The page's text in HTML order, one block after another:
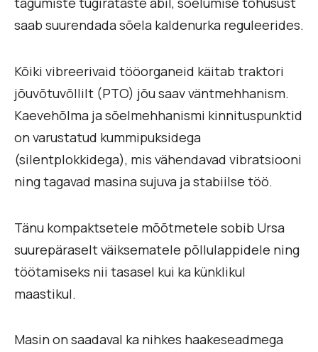
saab suurendada sõela kaldenurka reguleerides.
Kõiki vibreerivaid tööorganeid käitab traktori
jõuvõtuvõllilt (PTO) jõu saav väntmehhanism.
Kaevehõlma ja sõelmehhanismi kinnituspunktid
on varustatud kummipuksidega
(silentplokkidega), mis vähendavad vibratsiooni
ning tagavad masina sujuva ja stabiilse töö.
Tänu kompaktsetele mõõtmetele sobib Ursa
suurepäraselt väiksematele põllulappidele ning
töötamiseks nii tasasel kui ka künklikul
maastikul.
Masin on saadaval ka nihkes haakeseadmega